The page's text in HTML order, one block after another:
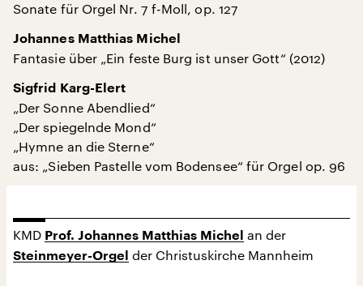
Sonate für Orgel Nr. 7 f-Moll, op. 127
Johannes Matthias Michel
Fantasie über „Ein feste Burg ist unser Gott“ (2012)
Sigfrid Karg-Elert
„Der Sonne Abendlied“
„Der spiegelnde Mond“
„Hymne an die Sterne“
aus: „Sieben Pastelle vom Bodensee“ für Orgel op. 96
KMD Prof. Johannes Matthias Michel an der
Steinmeyer-Orgel der Christuskirche Mannheim